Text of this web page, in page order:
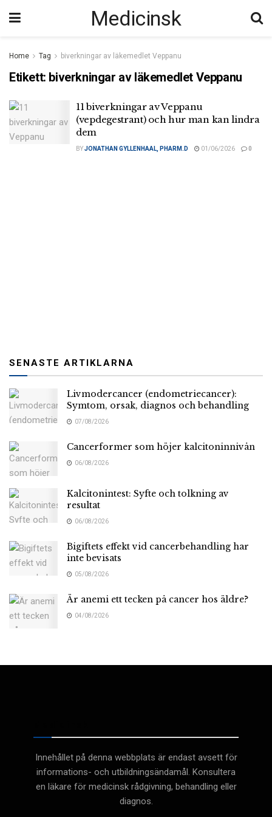
Medicinsk
Home Tag biverkningar av läkemedlet Veppanu
Etikett: biverkningar av läkemedlet Veppanu
11 biverkningar av Veppanu
(vepdegestrant) och hur man kan lindra
dem
BYJONATHAN GYLLENHAAL, PHARM.D 01/06/2026 0
SENASTE ARTIKLARNA
Livmodercancer (endometriecancer):
Symtom, orsak, diagnos och behandling
07/08/2026
Cancerformer som höjer kalcitoninnivån
06/08/2026
Kalcitonintest: Syfte och tolkning av
resultat
06/08/2026
Bigiftets effekt vid cancerbehandling har
inte bevisats
05/08/2026
Är anemi ett tecken på cancer hos äldre?
04/08/2026
Innehållet på denna webbplats är endast avsett för
informations- och utbildningsändamål. Konsultera
en läkare för medicinsk rådgivning, behandling eller
diagnos.